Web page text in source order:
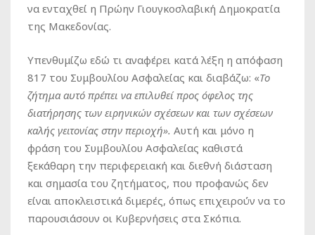
να ενταχθεί η Πρώην Γιουγκοσλαβική Δημοκρατία
της Μακεδονίας.
Υπενθυμίζω εδώ τι αναφέρει κατά λέξη η απόφαση
817 του Συμβουλίου Ασφαλείας και διαβάζω: «Το
ζήτημα αυτό πρέπει να επιλυθεί προς όφελος της
διατήρησης των ειρηνικών σχέσεων και των σχέσεων
καλής γειτονίας στην περιοχή». Αυτή και μόνο η
φράση του Συμβουλίου Ασφαλείας καθιστά
ξεκάθαρη την περιφερειακή και διεθνή διάσταση
και σημασία του ζητήματος, που προφανώς δεν
είναι αποκλειστικά διμερές, όπως επιχειρούν να το
παρουσιάσουν οι Κυβερνήσεις στα Σκόπια.